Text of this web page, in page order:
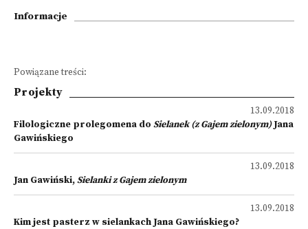
Informacje
Powiązane treści:
Projekty
13.09.2018
Filologiczne prolegomena do Sielanek (z Gajem zielonym)Jana
Gawińskiego
13.09.2018
Jan Gawiński,Sielanki z Gajem zielonym
13.09.2018
Kim jest pasterz w sielankach Jana Gawińskiego?